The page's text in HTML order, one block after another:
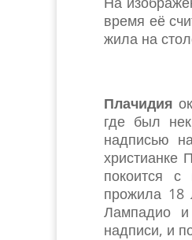
время её
жила на
Плачидия
где был
надписью
христианке
покоится
прожила 18
Лампадио и
надписи, и